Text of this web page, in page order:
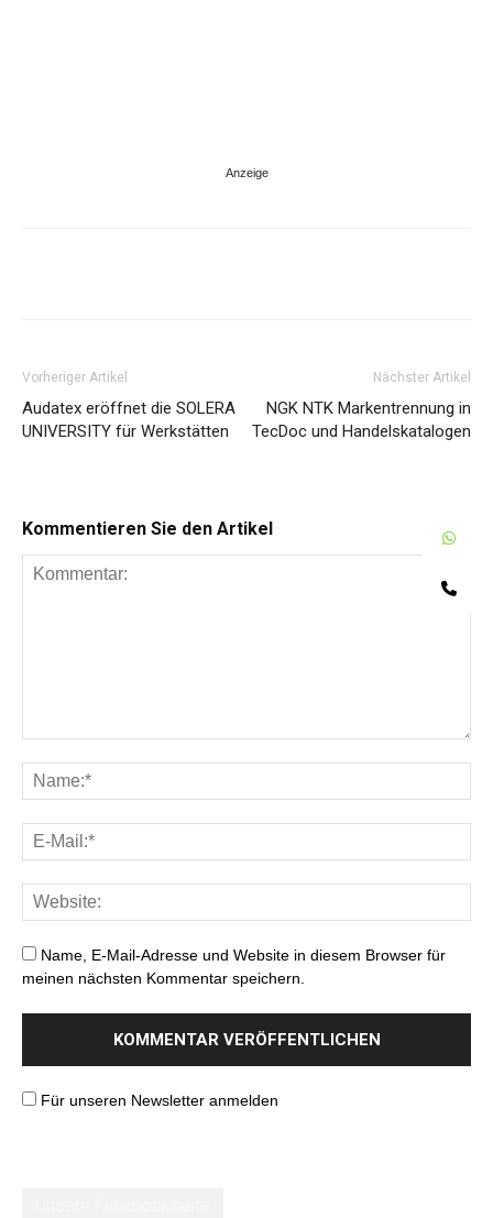
Vorheriger Artikel
Audatex eröffnet die SOLERA
UNIVERSITY für Werkstätten
Nächster Artikel
NGK NTK Markentrennung in
TecDoc und Handelskatalogen
Kommentieren Sie den Artikel
Name, E-Mail-Adresse und Website in diesem Browser für
meinen nächsten Kommentar speichern.
Für unseren Newsletter anmelden